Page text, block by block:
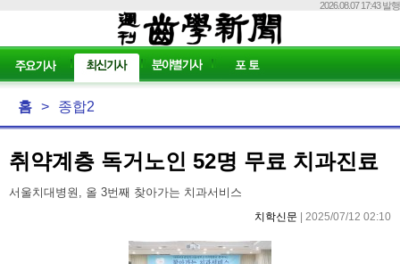
2026.08.07 17:43 발행
홈 > 종합2
취약계층 독거노인 52명 무료 치과진료
서울치대병원, 올 3번째 찾아가는 치과서비스
치학신문 | 2025/07/12 02:10